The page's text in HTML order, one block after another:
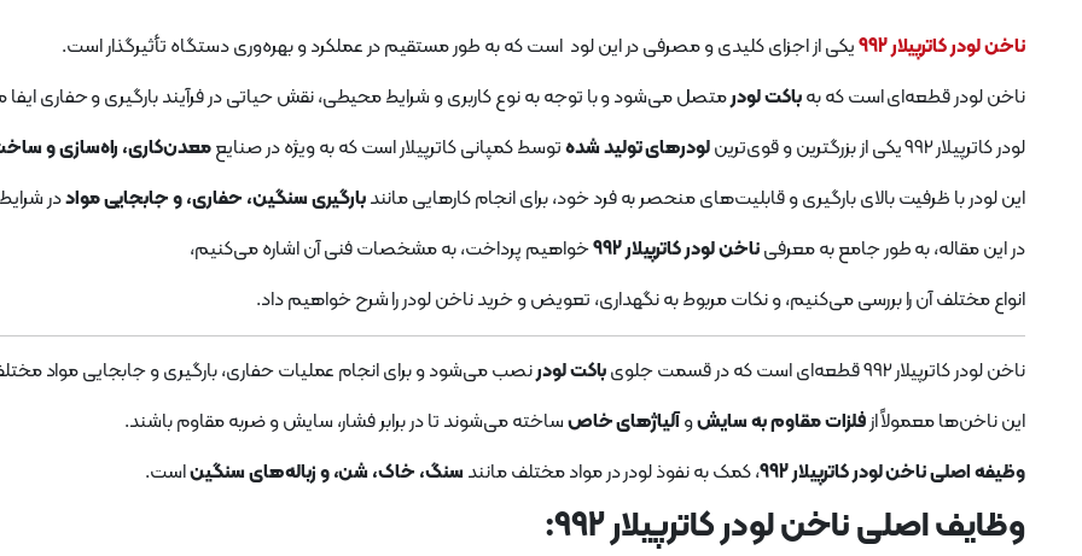
ناخن لودر کاترپیلار 992
یکی از اجزای کلیدی و مصرفی در این لود است که به طور مستقیم در عملکرد و بهره‌وری دستگاه تأثیرگذار است.
ناخن لودر قطعه‌ای است که بهباکت لودرمتصل می‌شود و با توجه به نوع کاربری و شرایط محیطی، نقش حیاتی در فرآیند بارگیری و حفاری
لودر کاترپیلار 992 یکی از بزرگترین و قوی‌ترین
لودرهای تولید شدهتوسط کمپانی کاترپیلار است که به ویژه در صنایعمعدن‌کاری، راه‌سازی و
این لودر با ظرفیت بالای بارگیری و قابلیت‌های منحصر به فرد خود، برای انجام کارهایی مانندبارگیری سنگین، حفاری، و جابجایی مواددر
در این مقاله، به طور جامع به معرفیناخن لودر کاترپیلار 992
خواهیم پرداخت، به مشخصات فنی آن اشاره می‌کنیم،
انواع مختلف آن را بررسی می‌کنیم، و نکات مربوط به نگهداری، تعویض و خرید ناخن لودر را شرح خواهیم داد.
ناخن لودر کاترپیلار 992 قطعه‌ای است که در قسمت جلوی باکت لودرنصب می‌شود و برای انجام عملیات حفاری، بارگیری و جابجایی مواد
این ناخن‌ها معمولاً ازفلزات مقاوم به سایشوآلیاژهای خاصساخته می‌شوند تا در برابر فشار، سایش و ضربه مقاوم باشند.
وظیفه اصلی ناخن لودر کاترپیلار 992
، کمک به نفوذ لودر در مواد مختلف مانند سنگ، خاک، شن، و زباله‌های سنگیناست.
وظایف اصلی ناخن لودر کاترپیلار 992: